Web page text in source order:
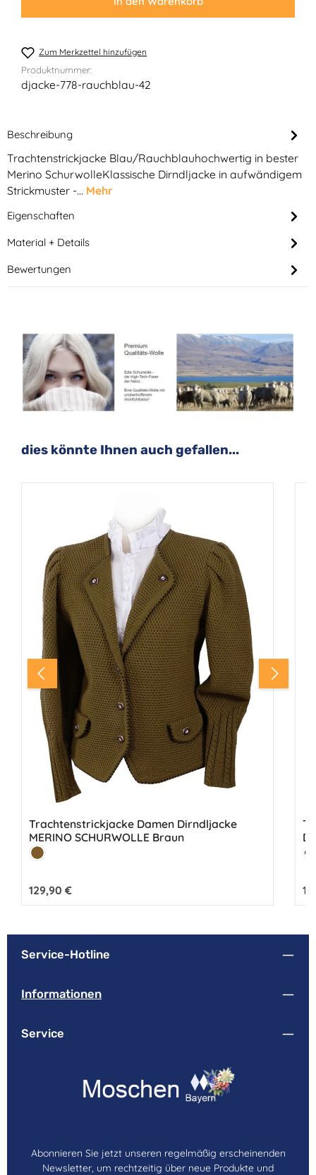
Zum Merkzettel hinzufügen
Produktnummer:
djacke-778-rauchblau-42
Beschreibung
Trachtenstrickjacke Blau/Rauchblauhochwertig in bester
Merino SchurwolleKlassische Dirndljacke in aufwändigem
Strickmuster -… Mehr
Eigenschaften
Material + Details
Bewertungen
Produktgalerie überspringen
dies könnte Ihnen auch gefallen...
Trachtenstrickjacke Damen Dirndljacke
MERINO SCHURWOLLE Braun
Farbe:
Rehbraun
Regulärer Preis:
129,90 €
Service-Hotline
Informationen
Service
Abonnieren Sie jetzt unseren regelmäßig erscheinenden
Newsletter, um rechtzeitig über neue Produkte und